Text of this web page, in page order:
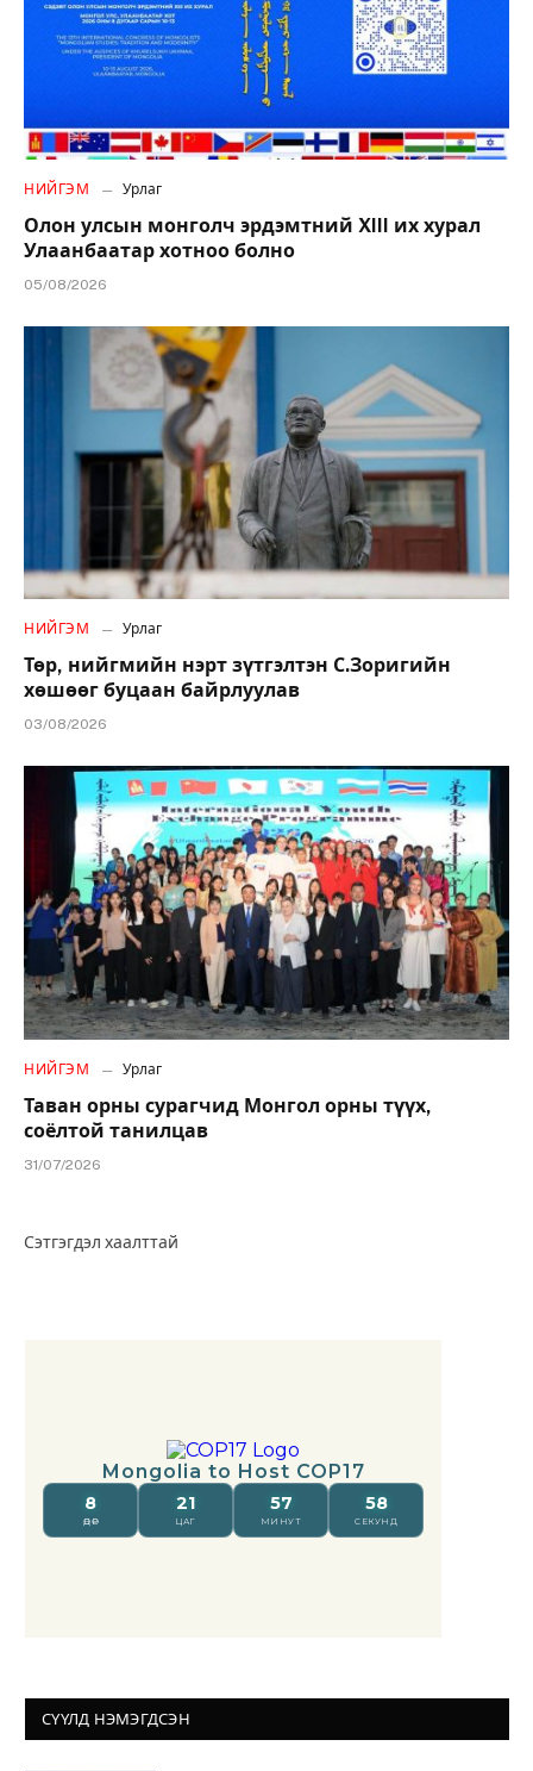
НИЙГЭМ Урлаг
Олон улсын монголч эрдэмтний XIII их хурал
Улаанбаатар хотноо болно
05/08/2026
НИЙГЭМ Урлаг
Төр, нийгмийн нэрт зүтгэлтэн С.Зоригийн
хөшөөг буцаан байрлуулав
03/08/2026
НИЙГЭМ Урлаг
Таван орны сурагчид Монгол орны түүх,
соёлтой танилцав
31/07/2026
Сэтгэгдэл хаалттай
СҮҮЛД НЭМЭГДСЭН